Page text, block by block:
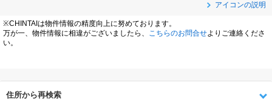
アイコンの説明
※CHINTAIは物件情報の精度向上に努めております。
万が一、物件情報に相違がございましたら、
こちらのお問合せよりご連絡くださ
い。
住所から再検索